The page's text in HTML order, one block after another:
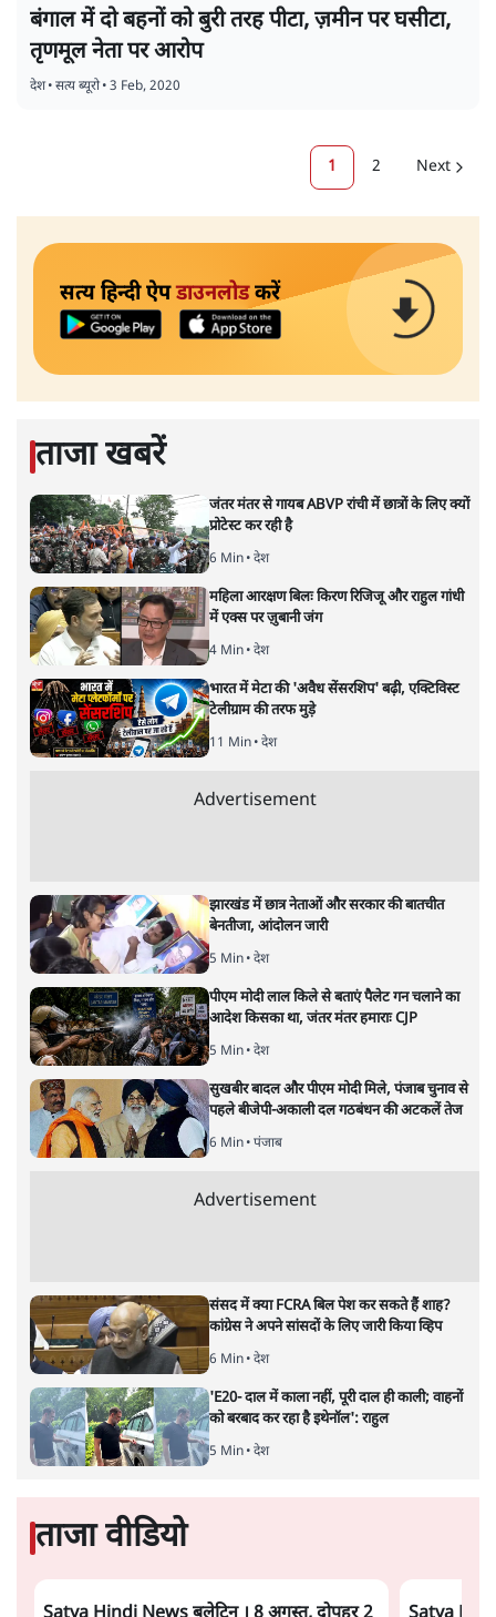
बंगाल में दो बहनों को बुरी तरह पीटा, ज़मीन पर घसीटा,
तृणमूल नेता पर आरोप
देश•सत्य ब्यूरो•3 Feb, 2020
1 2 Next
सत्य हिन्दी ऐपडाउनलोडकरें
ताजा खबरें
जंतर मंतर से गायब ABVP रांची में छात्रों के लिए क्यों
प्रोटेस्ट कर रही है
6 Min• देश
महिला आरक्षण बिलः किरण रिजिजू और राहुल गांधी
में एक्स पर ज़ुबानी जंग
4 Min• देश
भारत में मेटा की 'अवैध सेंसरशिप' बढ़ी, एक्टिविस्ट
टेलीग्राम की तरफ मुड़े
11 Min• देश
Advertisement
झारखंड में छात्र नेताओं और सरकार की बातचीत
बेनतीजा, आंदोलन जारी
5 Min• देश
पीएम मोदी लाल किले से बताएं पैलेट गन चलाने का
आदेश किसका था, जंतर मंतर हमाराः CJP
5 Min• देश
सुखबीर बादल और पीएम मोदी मिले, पंजाब चुनाव से
पहले बीजेपी-अकाली दल गठबंधन की अटकलें तेज
6 Min• पंजाब
Advertisement
संसद में क्या FCRA बिल पेश कर सकते हैं शाह?
कांग्रेस ने अपने सांसदों के लिए जारी किया व्हिप
6 Min• देश
'E20- दाल में काला नहीं, पूरी दाल ही काली; वाहनों
को बरबाद कर रहा है इथेनॉल': राहुल
5 Min• देश
ताजा वीडियो